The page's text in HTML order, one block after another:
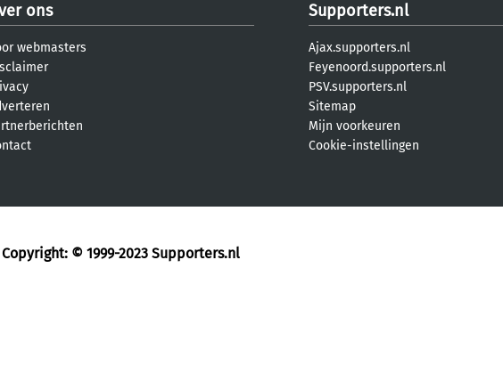
ons
webmasters
Supporters.nl
Ajax.supporters.nl
Feyenoord.supporters.nl
PSV.supporters.nl
Sitemap
Mijn voorkeuren
Cookie-instellingen
Copyright: © 1999-2023 Supporters.nl